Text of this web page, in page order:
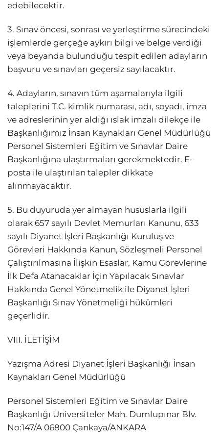
edebilecektir.
3. Sınav öncesi, sonrası ve yerleştirme sürecindeki
işlemlerde gerçeğe aykırı bilgi ve belge verdiği
veya beyanda bulunduğu tespit edilen adayların
başvuru ve sınavları geçersiz sayılacaktır.
4. Adayların, sınavın tüm aşamalarıyla ilgili
taleplerini T.C. kimlik numarası, adı, soyadı, imza
ve adreslerinin yer aldığı ıslak imzalı dilekçe ile
Başkanlığımız İnsan Kaynakları Genel Müdürlüğü
Personel Sistemleri Eğitim ve Sınavlar Daire
Başkanlığına ulaştırmaları gerekmektedir. E-
posta ile ulaştırılan talepler dikkate
alınmayacaktır.
5. Bu duyuruda yer almayan hususlarla ilgili
olarak 657 sayılı Devlet Memurları Kanunu, 633
sayılı Diyanet İşleri Başkanlığı Kuruluş ve
Görevleri Hakkında Kanun, Sözleşmeli Personel
Çalıştırılmasına İlişkin Esaslar, Kamu Görevlerine
İlk Defa Atanacaklar İçin Yapılacak Sınavlar
Hakkında Genel Yönetmelik ile Diyanet İşleri
Başkanlığı Sınav Yönetmeliği hükümleri
geçerlidir.
VIII. İLETİŞİM
Yazışma Adresi Diyanet İşleri Başkanlığı İnsan
Kaynakları Genel Müdürlüğü
Personel Sistemleri Eğitim ve Sınavlar Daire
Başkanlığı Üniversiteler Mah. Dumlupınar Blv.
No:147/A 06800 Çankaya/ANKARA